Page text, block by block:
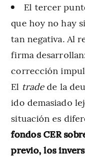
El tercer
que hoy no hay
tan negativa. Al
firma
corrección
El tradede la
ido demasiado
situación es
fondos CER
previo, los